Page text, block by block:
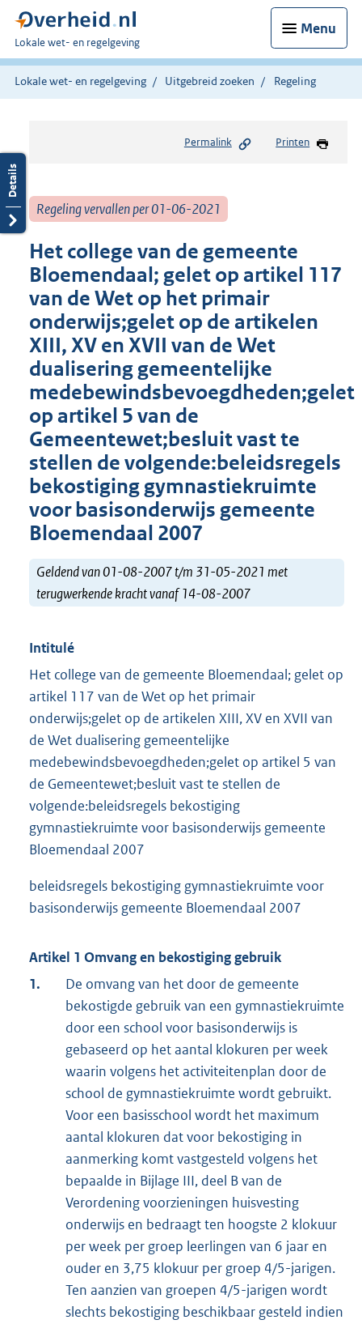
Menu
U
bent
hier:
Lokale wet- en regelgeving
Lokale wet- en regelgeving Uitgebreid zoeken Regeling
Permalink Printen
Regeling vervallen per 01-06-2021
Het college van de gemeente
Bloemendaal; gelet op artikel 117
van de Wet op het primair
onderwijs;gelet op de artikelen
XIII, XV en XVII van de Wet
dualisering gemeentelijke
medebewindsbevoegdheden;gelet
op artikel 5 van de
Gemeentewet;besluit vast te
stellen de volgende:beleidsregels
bekostiging gymnastiekruimte
voor basisonderwijs gemeente
Bloemendaal 2007
Geldend van 01-08-2007 t/m 31-05-2021 met
terugwerkende kracht vanaf 14-08-2007
Intitulé
Het college van de gemeente Bloemendaal; gelet op
artikel 117 van de Wet op het primair
onderwijs;gelet op de artikelen XIII, XV en XVII van
de Wet dualisering gemeentelijke
medebewindsbevoegdheden;gelet op artikel 5 van
de Gemeentewet;besluit vast te stellen de
volgende:beleidsregels bekostiging
gymnastiekruimte voor basisonderwijs gemeente
Bloemendaal 2007
beleidsregels bekostiging gymnastiekruimte voor
basisonderwijs gemeente Bloemendaal 2007
Artikel 1 Omvang en bekostiging gebruik
1.
De omvang van het door de gemeente
bekostigde gebruik van een gymnastiekruimte
door een school voor basisonderwijs is
gebaseerd op het aantal klokuren per week
waarin volgens het activiteitenplan door de
school de gymnastiekruimte wordt gebruikt.
Voor een basisschool wordt het maximum
aantal klokuren dat voor bekostiging in
aanmerking komt vastgesteld volgens het
bepaalde in Bijlage III, deel B van de
Verordening voorzieningen huisvesting
onderwijs en bedraagt ten hoogste 2 klokuur
per week per groep leerlingen van 6 jaar en
ouder en 3,75 klokuur per groep 4/5-jarigen.
Ten aanzien van groepen 4/5-jarigen wordt
slechts bekostiging beschikbaar gesteld indien